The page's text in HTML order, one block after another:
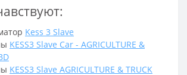
Kess 3 Slave
KESS3 Slave Car - AGRICULTURE &
KESS3 Slave AGRICULTURE & TRUCK